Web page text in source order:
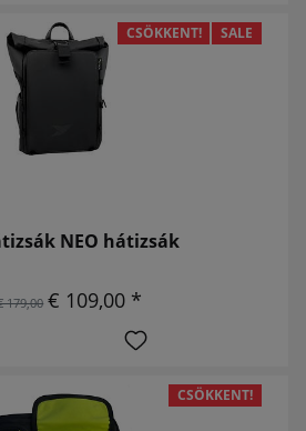
CSÖKKENT! SALE
NEO hátizsák
179,00 € 109,00 *
CSÖKKENT!